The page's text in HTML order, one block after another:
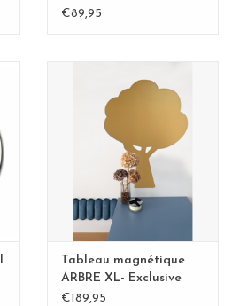
Rouille 40cm - Copy -
€89,95
Tableau magnétique
ARBRE XL- Exclusive
Kamakura BLvert -
€189,95